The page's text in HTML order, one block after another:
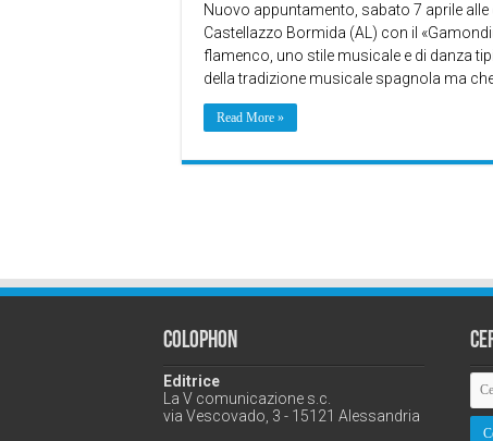
Nuovo appuntamento, sabato 7 aprile
Castellazzo Bormida (AL) con il
flamenco, uno stile musicale e di danza
della tradizione musicale spagnola ma
Read More »
Colophon
Editrice
La V comunicazione s.c.
via Vescovado, 3 - 15121 Alessandria